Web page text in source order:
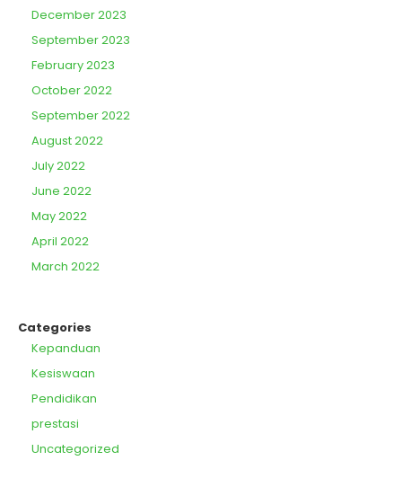
December 2023
September 2023
February 2023
October 2022
September 2022
August 2022
July 2022
June 2022
May 2022
April 2022
March 2022
Categories
Kepanduan
Kesiswaan
Pendidikan
prestasi
Uncategorized